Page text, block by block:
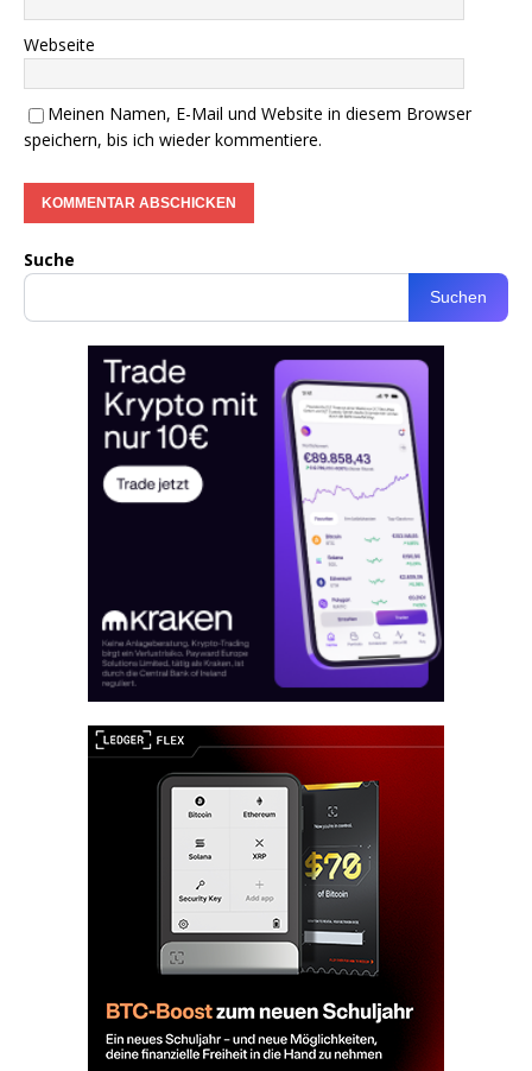
Webseite
Meinen Namen, E-Mail und Website in diesem Browser
speichern, bis ich wieder kommentiere.
Suche
Suchen